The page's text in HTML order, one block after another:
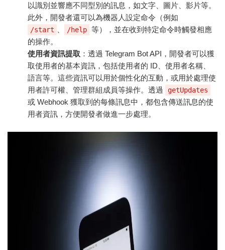
以識別並響應不同型別的訊息，如文字、圖片、影片等。
此外，開發者還可以為機器人設定命令（例如
/start /help 等），並在收到特定命令時觸發相應
的操作。
使用者資訊提取 ：透過 Telegram Bot API，開發者可以獲
取使用者的基本資訊，包括使用者的 ID、使用者名稱、
語言等。這些資訊可以用於個性化的互動，或用於處理使
用者許可權、管理群組成員等操作。透過
getUpdates
或 Webhook 獲取到的每條訊息中，都包含傳送訊息的使
用者資訊，方便開發者做進一步處理。